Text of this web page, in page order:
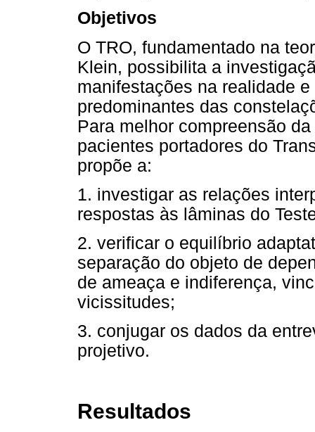
Objetivos
O TRO, fundamentado na
Klein, possibilita a
manifestações na realidade
predominantes das
Para melhor compreensão
pacientes portadores do
propõe a:
1. investigar as relações
respostas às lâminas do
2. verificar o equilíbrio
separação do objeto de
de ameaça e indiferença,
vicissitudes;
3. conjugar os dados da
projetivo.
Resultados